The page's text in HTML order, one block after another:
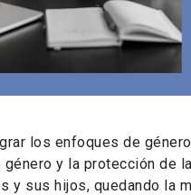
los enfoques de
y la protección de
y sus hijos, quedando la